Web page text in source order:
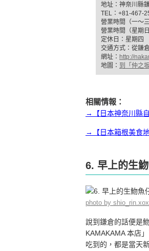
地址：神奈川縣
TEL：+81-467-
營業時間（一～
營業時間（星期
定休日：星期四
交通方式：從鎌
網址： http://
地圖： 到「仲之
相關情報：
→【日本神奈川縣
→【日本箱根美食
6. 早上的生
photo by
說到鎌倉的話便是
KAMAKAMA 本店
吃到的，都是當天